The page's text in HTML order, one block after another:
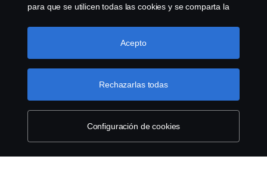
© Copyright Scania 2022 All rights reserved. Scania
CV AB (publ), SE-151 87 Södertälje, Sweden, Tel:
+46-8-55 38 10 00, Fax: +46-8-55 38 10 37.
para que se utilicen todas las cookies y se comparta la
haciendo clic en "Configuración de cookies" y
seleccionando las categorías que desea aceptar. Para
Más información sobre su privacidad
Configuración de cookies
Rechazarlas todas
Acepto